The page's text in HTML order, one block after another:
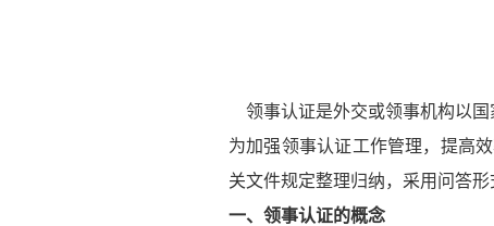
领事认证是外交或领事机构以国
为加强领事认证工作管理，提高
关文件规定整理归纳，采用问答形
一、领事认证的概念